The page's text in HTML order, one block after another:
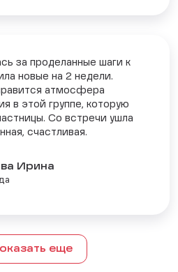
за проделанные шаги к
новые на 2 недели.
атмосфера
в этой группе, которую
Со встречи ушла
счастливая.
Ирина
еще